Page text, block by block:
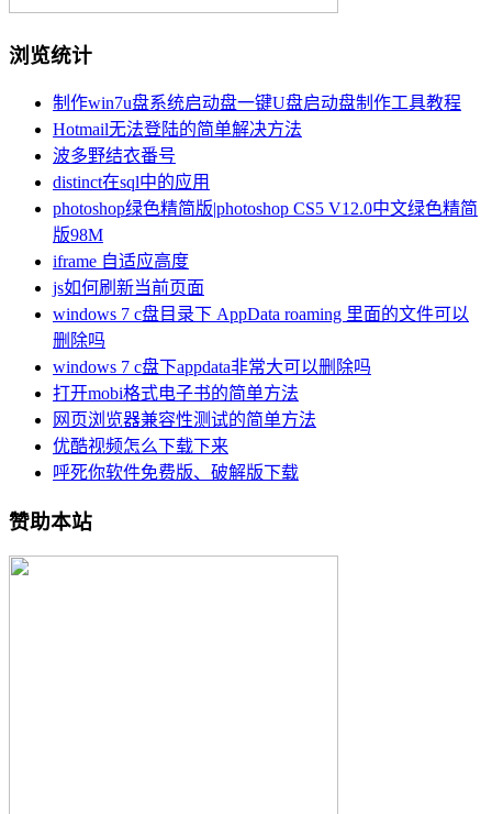
浏览统计
制作win7u盘系统启动盘一键U盘启动盘制作工具教程
Hotmail无法登陆的简单解决方法
波多野结衣番号
distinct在sql中的应用
photoshop绿色精简版|photoshop CS5 V12.0中文绿色精简
版98M
iframe 自适应高度
js如何刷新当前页面
windows 7 c盘目录下 AppData roaming 里面的文件可以
删除吗
windows 7 c盘下appdata非常大可以删除吗
打开mobi格式电子书的简单方法
网页浏览器兼容性测试的简单方法
优酷视频怎么下载下来
呼死你软件免费版、破解版下载
赞助本站